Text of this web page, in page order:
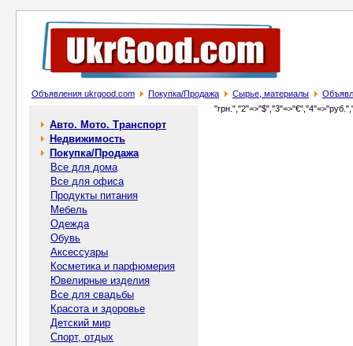
Объявления ukrgood.com Покупка/Продажа Сырье, материалы
Авто. Мото. Транспорт
Недвижимость
Покупка/Продажа
Все для дома
Все для офиса
Продукты питания
Мебель
Одежда
Обувь
Аксессуары
Косметика и парфюмерия
Ювелирные изделия
Все для свадьбы
Красота и здоровье
Детский мир
Спорт, отдых